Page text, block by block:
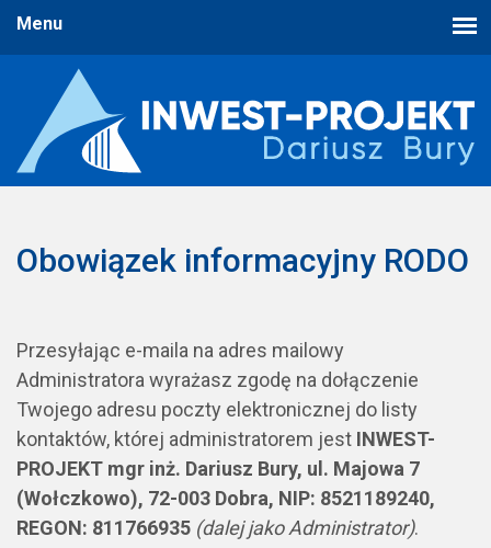
Obowiązek informacyjny RODO
Przesyłając e-maila na adres mailowy
Administratora wyrażasz zgodę na dołączenie
Twojego adresu poczty elektronicznej do listy
kontaktów, której administratorem jest INWEST-
PROJEKT mgr inż. Dariusz Bury, ul. Majowa 7
(Wołczkowo), 72-003 Dobra, NIP: 8521189240,
REGON: 811766935 (dalej jako Administrator).